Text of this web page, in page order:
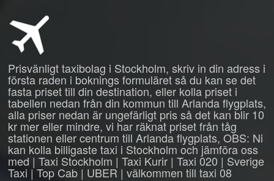
Prisvänligt taxibolag i Stockholm, skriv in din adress i
första raden i boknings formuläret så du kan se det
fasta priset till din destination, eller kolla priset i
tabellen nedan från din kommun till Arlanda flygplats,
alla priser nedan är ungefärligt pris så det kan blir 10
kr mer eller mindre, vi har räknat priset från tåg
stationen eller centrum till Arlanda flygplats, OBS: Ni
kan kolla billigaste taxi i Stockholm och jämföra oss
med | Taxi Stockholm | Taxi Kurir | Taxi 020 | Sverige
Taxi | Top Cab | UBER | välkommen till taxi 08